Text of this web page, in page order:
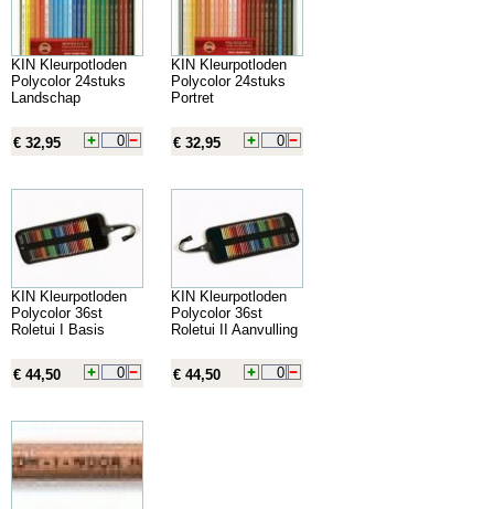
KIN Kleurpotloden
Polycolor 24stuks
Landschap
€ 32,95
KIN Kleurpotloden
Polycolor 24stuks
Portret
€ 32,95
KIN Kleurpotloden
Polycolor 36st
Roletui I Basis
€ 44,50
KIN Kleurpotloden
Polycolor 36st
Roletui II Aanvulling
€ 44,50